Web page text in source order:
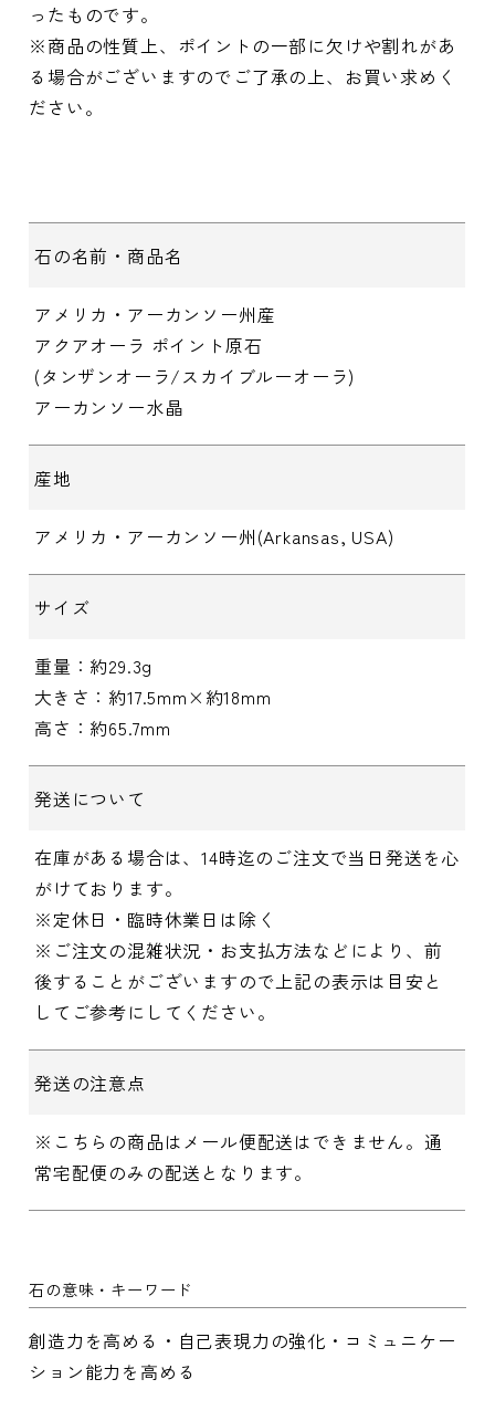
ったものです。
※商品の性質上、ポイントの一部に欠けや割れがあ
る場合がございますのでご了承の上、お買い求めく
ださい。
石の名前・商品名
アメリカ・アーカンソー州産
アクアオーラ ポイント原石
(タンザンオーラ/スカイブルーオーラ)
アーカンソー水晶
産地
アメリカ・アーカンソー州(Arkansas, USA)
サイズ
重量：約29.3g
大きさ：約17.5mm×約18mm
高さ：約65.7mm
発送について
在庫がある場合は、14時迄のご注文で当日発送を心
がけております。
※定休日・臨時休業日は除く
※ご注文の混雑状況・お支払方法などにより、前
後することがございますので上記の表示は目安と
してご参考にしてください。
発送の注意点
※こちらの商品はメール便配送はできません。通
常宅配便のみの配送となります。
石の意味・キーワード
創造力を高める・自己表現力の強化・コミュニケー
ション能力を高める